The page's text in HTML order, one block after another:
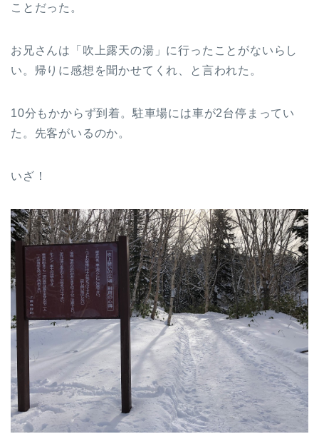
ことだった。
お兄さんは「吹上露天の湯」に行ったことがないらし
い。帰りに感想を聞かせてくれ、と言われた。
10分もかからず到着。駐車場には車が2台停まってい
た。先客がいるのか。
いざ！